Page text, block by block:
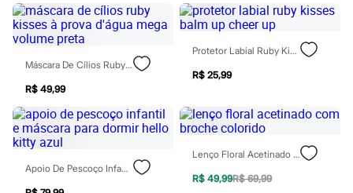
Tênis
Diversão
Marcas
Fifteen
Miss Fifteen
Palomino
Moda íntima
Calcinhas
Cuecas
Meias
Pijamas
Moda praia
Máscara De Cílios Ruby Kisses À Prova D'água Mega Volume Preta
R$ 49,99
Protetor Labial Ruby Kisses Balm Up Cheer Up
R$ 25,99
Apoio De Pescoço Infantil E Máscara Para Dormir Hello Kitty Azul
Lenço Floral Acetinado Com Broche Colorido
R$ 49,99R$ 69,99